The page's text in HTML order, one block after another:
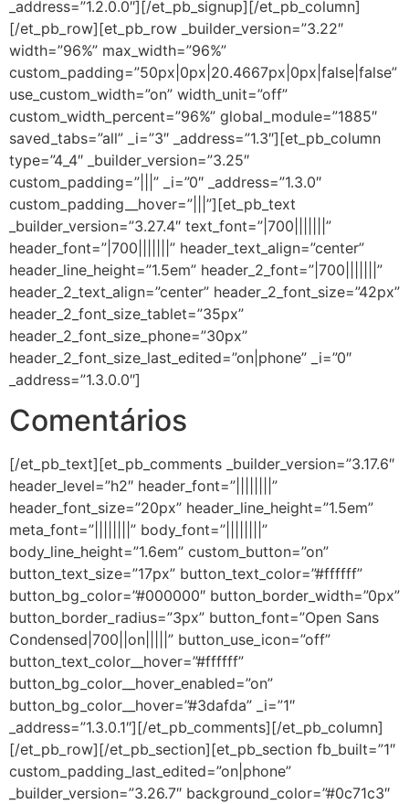
_address=”1.2.0.0″][/et_pb_signup][/et_pb_column]
[/et_pb_row][et_pb_row _builder_version=”3.22″
width=”96%” max_width=”96%”
custom_padding=”50px|0px|20.4667px|0px|false|false”
use_custom_width=”on” width_unit=”off”
custom_width_percent=”96%” global_module=”1885″
saved_tabs=”all” _i=”3″ _address=”1.3″][et_pb_column
type=”4_4″ _builder_version=”3.25″
custom_padding=”|||” _i=”0″ _address=”1.3.0″
custom_padding__hover=”|||”][et_pb_text
_builder_version=”3.27.4″ text_font=”|700|||||||”
header_font=”|700|||||||” header_text_align=”center”
header_line_height=”1.5em” header_2_font=”|700|||||||”
header_2_text_align=”center” header_2_font_size=”42px”
header_2_font_size_tablet=”35px”
header_2_font_size_phone=”30px”
header_2_font_size_last_edited=”on|phone” _i=”0″
_address=”1.3.0.0″]
Comentários
[/et_pb_text][et_pb_comments _builder_version=”3.17.6″
header_level=”h2″ header_font=”||||||||”
header_font_size=”20px” header_line_height=”1.5em”
meta_font=”||||||||” body_font=”||||||||”
body_line_height=”1.6em” custom_button=”on”
button_text_size=”17px” button_text_color=”#ffffff”
button_bg_color=”#000000″ button_border_width=”0px”
button_border_radius=”3px” button_font=”Open Sans
Condensed|700||on|||||” button_use_icon=”off”
button_text_color__hover=”#ffffff”
button_bg_color__hover_enabled=”on”
button_bg_color__hover=”#3dafda” _i=”1″
_address=”1.3.0.1″][/et_pb_comments][/et_pb_column]
[/et_pb_row][/et_pb_section][et_pb_section fb_built=”1″
custom_padding_last_edited=”on|phone”
_builder_version=”3.26.7″ background_color=”#0c71c3″